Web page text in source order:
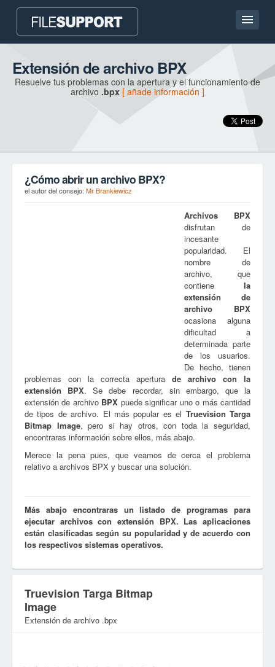
Pagina de inicio
Contacto
Extensión de archivo BPX
Resuelve tus problemas con la apertura y el funcionamiento de
archivo .bpx [ añade información ]
¿Cómo abrir un archivo BPX?
el autor del consejo: Mr Brankiewicz
Archivos BPX
disfrutan de
incesante
popularidad. El
nombre de
archivo, que
contiene la
extensión de
archivo BPX
ocasiona alguna
dificultad a
determinada parte
de los usuarios.
De hecho, tienen
problemas con la correcta apertura de archivo con la
extensión BPX. Se debe recordar, sin embargo, que la
extensión de archivo BPX puede significar uno o más cantidad
de tipos de archivo. El más popular es el Truevision Targa
Bitmap Image, pero si hay otros, con toda la seguridad,
encontraras información sobre ellos, más abajo.
Merece la pena pues, que veamos de cerca el problema
relativo a archivos BPX y buscar una solución.
Más abajo encontraras un listado de programas para
ejecutar archivos con extensión BPX. Las aplicaciones
están clasificadas según su popularidad y de acuerdo con
los respectivos sistemas operativos.
Truevision Targa Bitmap
Image
Extensión de archivo .bpx